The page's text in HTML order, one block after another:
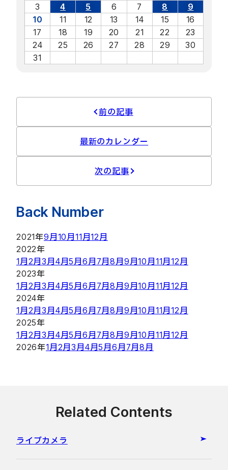
3
4 5 6 7 8
9
10
11 12 13 14 15
16
17
18 19 20 21 22
23
24
25 26 27 28 29
30
31
前の記事
最新のカレンダー
次の記事
Back Number
2021年9月 10月11月12月
2022年
1月 2月3月 4月5月6月 7月8月 9月10月 11月12月
2023年
1月 2月3月 4月5月6月 7月8月 9月10月 11月12月
2024年
1月 2月3月 4月5月6月 7月8月 9月10月 11月12月
2025年
1月 2月3月 4月5月6月 7月8月 9月10月 11月12月
2026年1月 2月3月 4月5月6月 7月8月
Related Contents
ライブカメラ